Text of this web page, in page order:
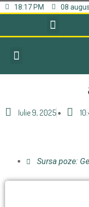
18:17 PM 08
Iulie 9, 2025
Sursa poze: